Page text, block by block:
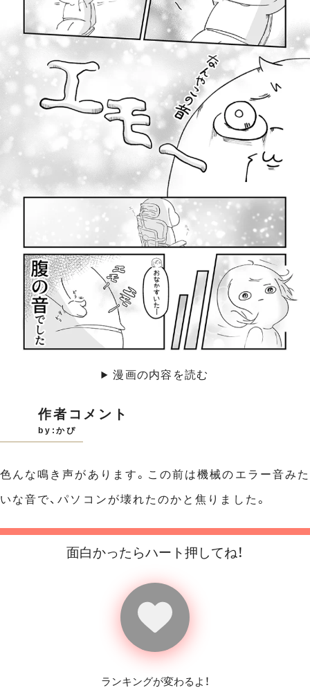
漫画の内容を読む
作者コメント
by:かぴ
色んな鳴き声があります。この前は機械のエラー音みた
いな音で、パソコンが壊れたのかと焦りました。
面白かったらハート押してね！
ランキングが変わるよ！